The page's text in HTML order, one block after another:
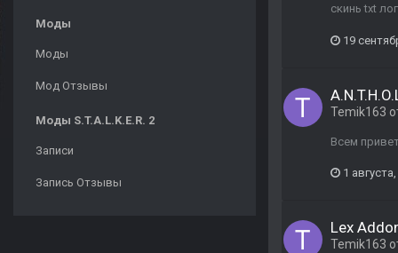
Моды
Моды
Мод Отзывы
Моды S.T.A.L.K.E.R. 2
Записи
Запись Отзывы
скинь txt
19
Temik163
Всем
1
Lex
Temik163